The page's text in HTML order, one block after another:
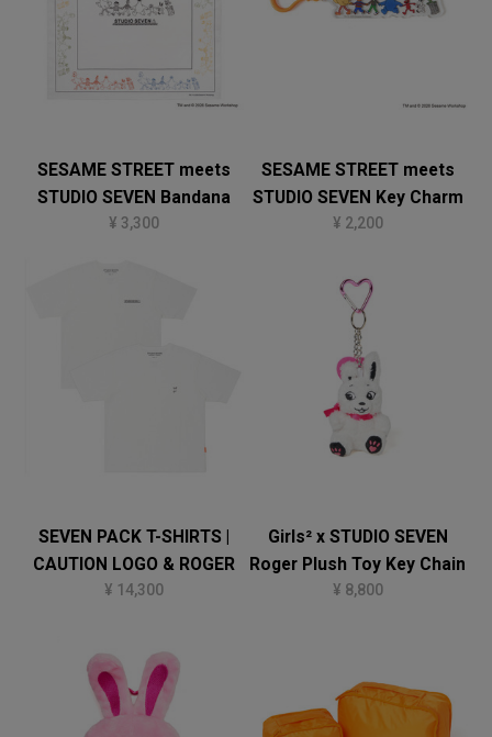
SESAME STREET meets
STUDIO SEVEN Bandana
¥ 3,300
SESAME STREET meets
STUDIO SEVEN Key Charm
¥ 2,200
SEVEN PACK T-SHIRTS |
CAUTION LOGO & ROGER
¥ 14,300
Girls² x STUDIO SEVEN
Roger Plush Toy Key Chain
¥ 8,800